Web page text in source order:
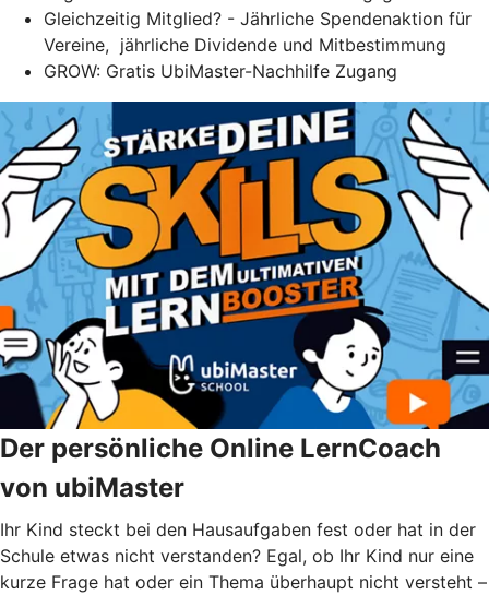
Gleichzeitig Mitglied? - Jährliche Spendenaktion für
Vereine, jährliche Dividende und Mitbestimmung
GROW: Gratis UbiMaster-Nachhilfe Zugang
Der persönliche Online LernCoach
von ubiMaster
Ihr Kind steckt bei den Hausaufgaben fest oder hat in der
Schule etwas nicht verstanden? Egal, ob Ihr Kind nur eine
kurze Frage hat oder ein Thema überhaupt nicht versteht –